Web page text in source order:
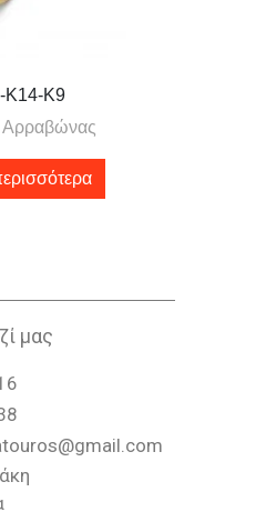
Κ14-Κ9
Αρραβώνας
μας